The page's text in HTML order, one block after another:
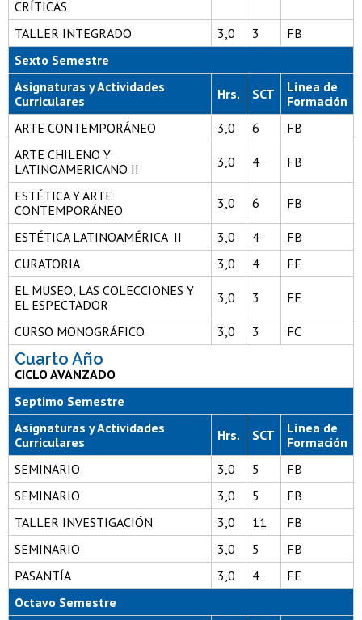
CRÍTICAS
TALLER INTEGRADO 3,0 3
FB
Sexto Semestre
Asignaturas y Actividades
Curriculares
Hrs. SCT
Línea de
Formación
ARTE CONTEMPORÁNEO
3,0 6
FB
ARTE CHILENO Y
LATINOAMERICANO II
3,0 4 FB
ESTÉTICA Y ARTE
CONTEMPORÁNEO
3,0 6 FB
ESTÉTICA LATINOAMÉRICA II 3,0 4
FB
CURATORIA
3,0 4
FE
EL MUSEO, LAS COLECCIONES Y
EL ESPECTADOR
3,0 3 FE
CURSO MONOGRÁFICO 3,0 3 FC
Cuarto Año
CICLO AVANZADO
Septimo Semestre
Asignaturas y Actividades
Curriculares
Hrs. SCT
Línea de
Formación
SEMINARIO
3,0 5
FB
SEMINARIO
3,0 5
FB
TALLER INVESTIGACIÓN
3,0 11
FB
SEMINARIO
3,0 5
FB
PASANTÍA
3,0 4
FE
Octavo Semestre